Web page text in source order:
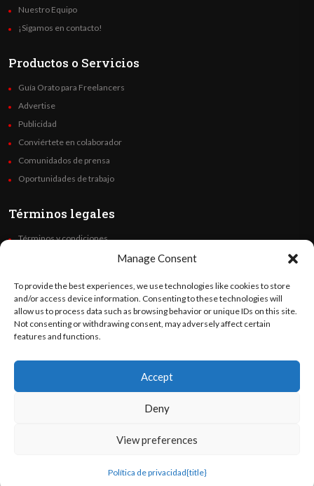
Manage Consent
To provide the best experiences, we use technologies like cookies to store
and/or access device information. Consenting to these technologies will
allow us to process data such as browsing behavior or unique IDs on this site.
Not consenting or withdrawing consent, may adversely affect certain
features and functions.
Accept
Deny
View preferences
Política de privacidad{title}
Nuestro Equipo
¡Sigamos en contacto!
Productos o Servicios
Guía Orato para Freelancers
Advertise
Publicidad
Conviértete en colaborador
Comunidados de prensa
Oportunidades de trabajo
Términos legales
Términos y condiciones
Code of Ethics
Síguenos
©OratoWorld Media 2026. Todos los derechos reservados..